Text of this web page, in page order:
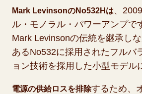
Mark LevinsonのNo532Hは、
ル・モノラル・パワーアンプで
Mark Levinsonの伝統を継承し
あるNo532に採用されたフルバ
ョン技術を採用した小型モデル
電源の供給ロスを排除するため、